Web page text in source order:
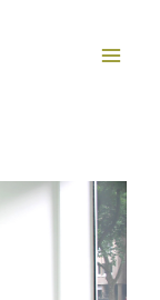
SeiteSeite